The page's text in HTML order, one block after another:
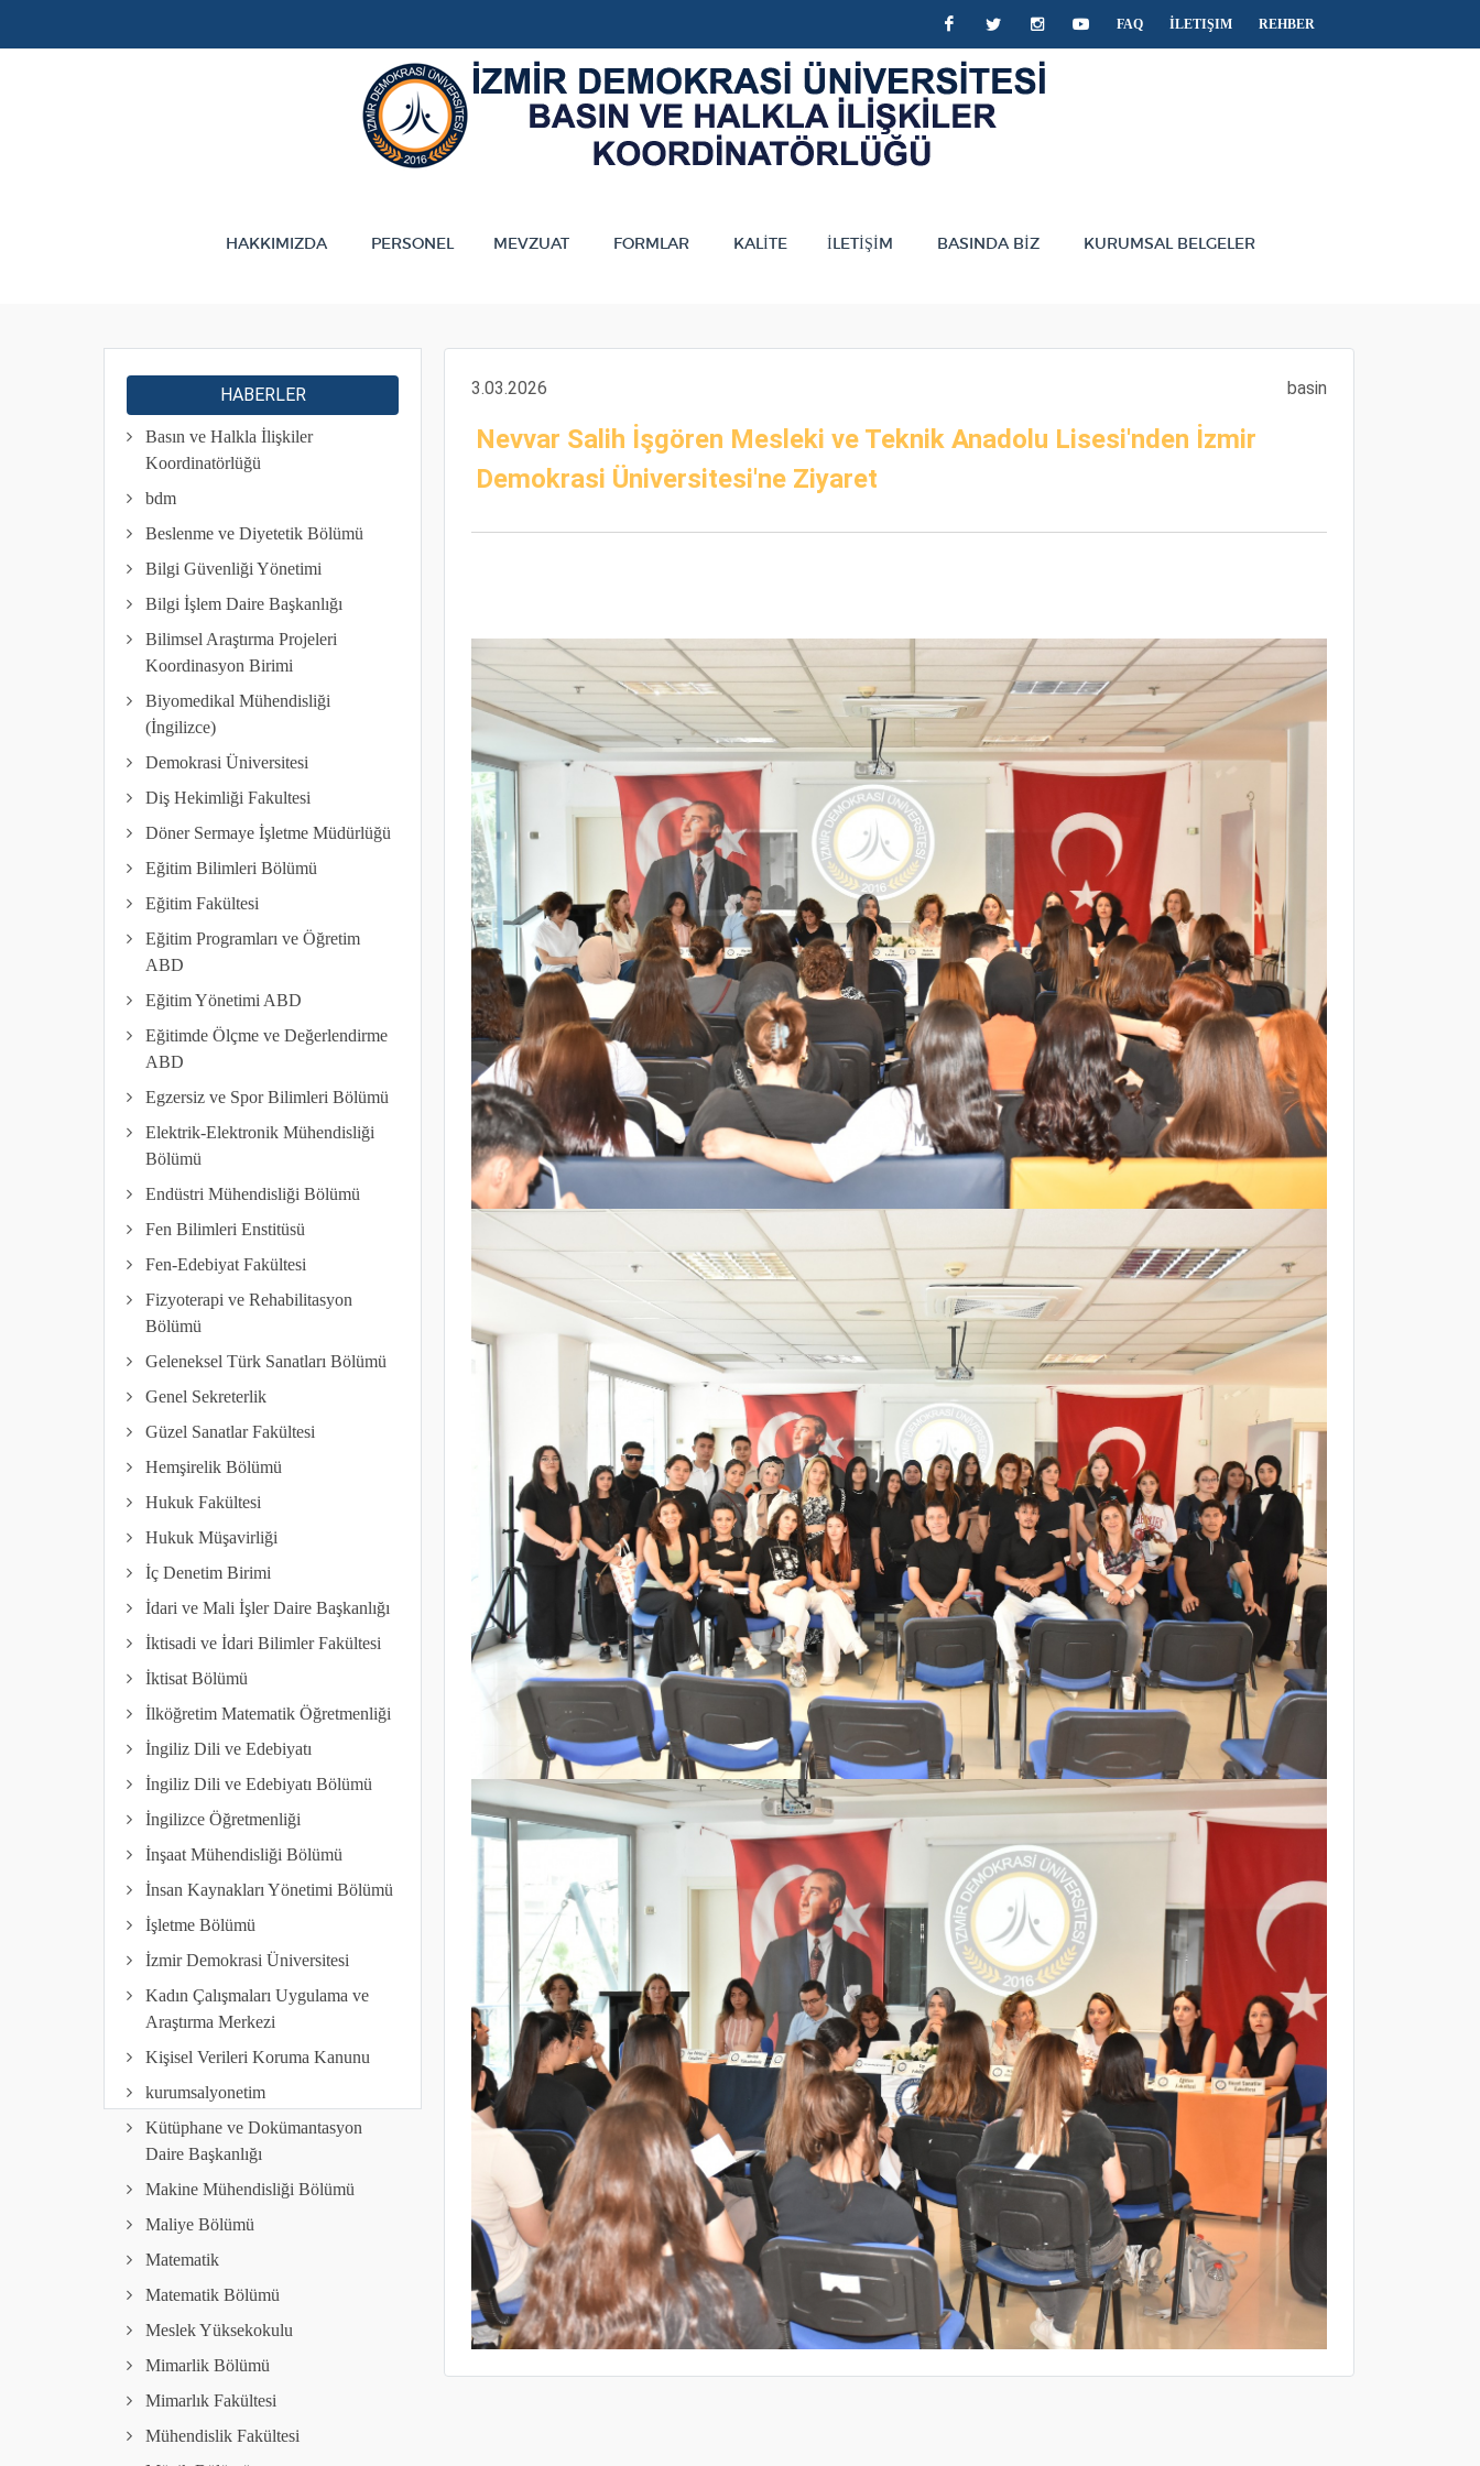
FacebookTwitter InstagramYoutube
FAQ İLETIŞIM REHBER
HAKKIMIZDA PERSONEL MEVZUAT FORMLAR KALİTE İLETİŞİM BASINDA BİZ KURUMSAL BELGELER
3.03.2026 basin
Nevvar Salih İşgören Mesleki ve Teknik Anadolu Lisesi'nden İzmir
Demokrasi Üniversitesi'ne Ziyaret
HABERLER
Basın ve Halkla İlişkiler
Koordinatörlüğü
bdm
Beslenme ve Diyetetik Bölümü
Bilgi Güvenliği Yönetimi
Bilgi İşlem Daire Başkanlığı
Bilimsel Araştırma Projeleri
Koordinasyon Birimi
Biyomedikal Mühendisliği
(İngilizce)
Demokrasi Üniversitesi
Diş Hekimliği Fakultesi
Döner Sermaye İşletme Müdürlüğü
Eğitim Bilimleri Bölümü
Eğitim Fakültesi
Eğitim Programları ve Öğretim
ABD
Eğitim Yönetimi ABD
Eğitimde Ölçme ve Değerlendirme
ABD
Egzersiz ve Spor Bilimleri Bölümü
Elektrik-Elektronik Mühendisliği
Bölümü
Endüstri Mühendisliği Bölümü
Fen Bilimleri Enstitüsü
Fen-Edebiyat Fakültesi
Fizyoterapi ve Rehabilitasyon
Bölümü
Geleneksel Türk Sanatları Bölümü
Genel Sekreterlik
Güzel Sanatlar Fakültesi
Hemşirelik Bölümü
Hukuk Fakültesi
Hukuk Müşavirliği
İç Denetim Birimi
İdari ve Mali İşler Daire Başkanlığı
İktisadi ve İdari Bilimler Fakültesi
İktisat Bölümü
İlköğretim Matematik Öğretmenliği
İngiliz Dili ve Edebiyatı
İngiliz Dili ve Edebiyatı Bölümü
İngilizce Öğretmenliği
İnşaat Mühendisliği Bölümü
İnsan Kaynakları Yönetimi Bölümü
İşletme Bölümü
İzmir Demokrasi Üniversitesi
Kadın Çalışmaları Uygulama ve
Araştırma Merkezi
Kişisel Verileri Koruma Kanunu
kurumsalyonetim
Kütüphane ve Dokümantasyon
Daire Başkanlığı
Makine Mühendisliği Bölümü
Maliye Bölümü
Matematik
Matematik Bölümü
Meslek Yüksekokulu
Mimarlik Bölümü
Mimarlık Fakültesi
Mühendislik Fakültesi